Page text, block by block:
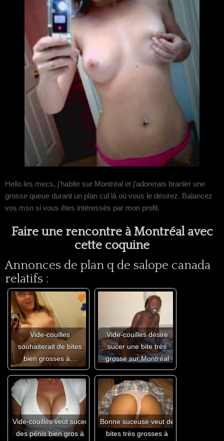
Hello les mecs, j’habite sur Montréal et j’adorerais branler une
grosse queue durant un plan cul là où vous le désirez. Balancez
vos msn si vous êtes intéressés par mon profil.
Faire une rencontre à Montréal avec
cette coquine
Annonces de plan q de salope canada
relatifs :
Vide-couilles
souhaiterait de bites
bien grosses à…
Vide-couilles désire
sucer une bite très
grosse sur Montréal
Vide-couilles veut sucer
des pénis bien gros à
Bonne suceuse veut de
bites très grosses à